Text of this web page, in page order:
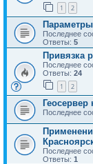
1 2
Последнее
Ответы: 5
Привязка
Последнее
Ответы: 24
1 2
Последнее
Последнее
Ответы: 1